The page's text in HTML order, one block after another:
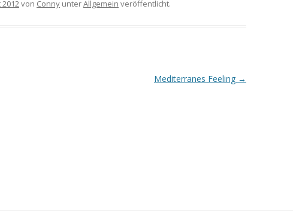
2012von Conny unterAllgemein veröffentlicht.
Mediterranes Feeling →